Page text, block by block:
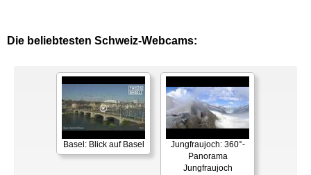
Die beliebtesten Schweiz-Webcams:
Basel: Blick auf Basel
Jungfraujoch: 360°-
Panorama
Jungfraujoch